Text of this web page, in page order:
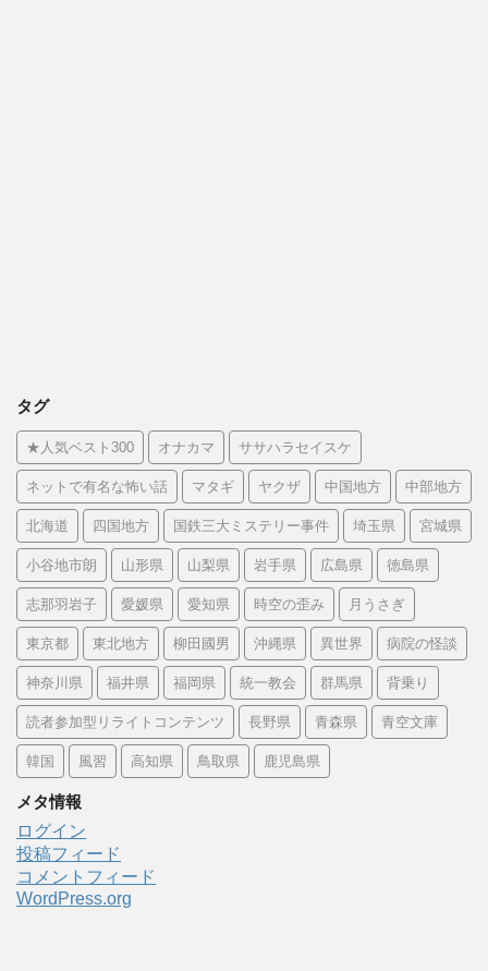
タグ
★人気ベスト300 オナカマ ササハラセイスケ
ネットで有名な怖い話 マタギ ヤクザ 中国地方 中部地方
北海道 四国地方 国鉄三大ミステリー事件 埼玉県 宮城県
小谷地市朗 山形県 山梨県 岩手県 広島県 徳島県
志那羽岩子 愛媛県 愛知県 時空の歪み 月うさぎ
東京都 東北地方 柳田國男 沖縄県 異世界 病院の怪談
神奈川県 福井県 福岡県 統一教会 群馬県 背乗り
読者参加型リライトコンテンツ 長野県 青森県 青空文庫
韓国 風習 高知県 鳥取県 鹿児島県
メタ情報
ログイン
投稿フィード
コメントフィード
WordPress.org